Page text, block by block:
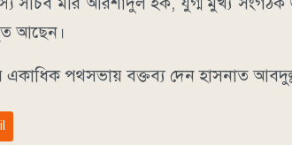
আছেন।
একাধিক পথসভায় বক্তব্য দেন হাসনাত